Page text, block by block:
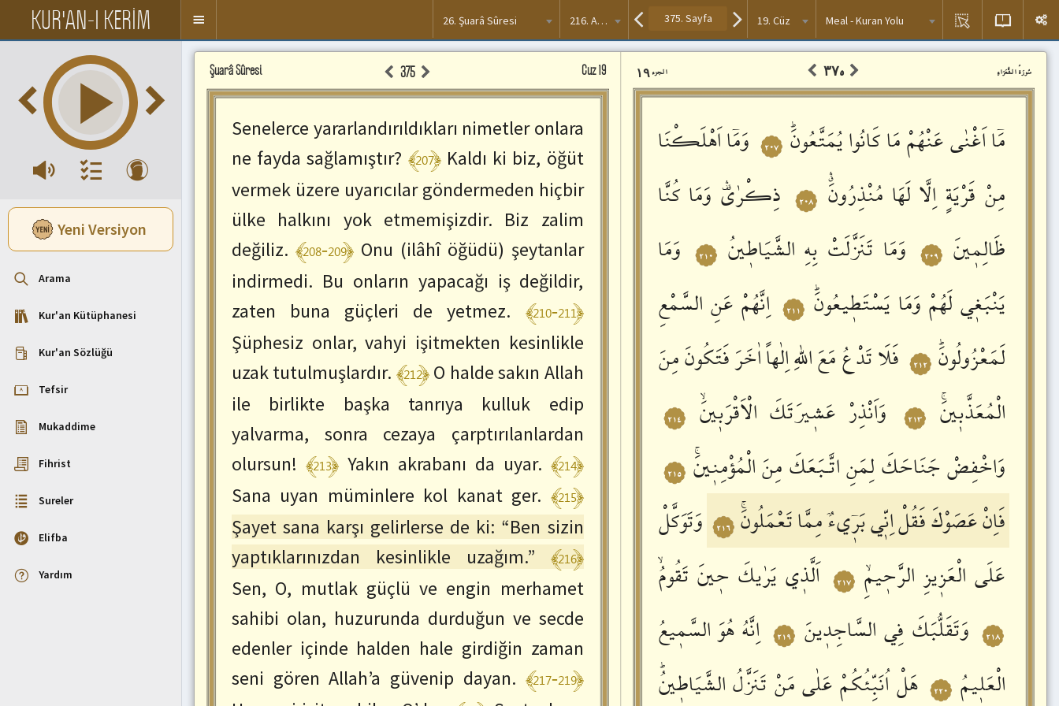
Yeni Versiyon
Arama
Kur'an Kütüphanesi
Kur'an Sözlüğü
Tefsir
Mukaddime
Fihrist
Sureler
Elifba
Yardım
KUR'AN-I KERİM
Kısayol
tuşları
Ayet
Sesini
/
Sonraki
SağOk
Önceki
Sayfaya
SolOk
Sonraki
Ayete
ctrl+SağOk
Önceki
Ayete
ctrl+SolOk
Menuyü
26. Şuarâ Sûresi 216. Ayet 19. Cüz Meal - Kuran Yolu
Kur'an
,Meal
Seslendirmek
istediğiniz
Meal
Paneli
Şuarâ Sûresi 375 Cüz 19
Senelerce yararlandırıldıkları nimetler onlara
ne fayda sağlamıştır? ﴾207﴿ Kaldı ki biz, öğüt
vermek üzere uyarıcılar göndermeden hiçbir
ülke halkını yok etmemişizdir. Biz zalim
değiliz. ﴾208-209﴿ Onu (ilâhî öğüdü) şeytanlar
indirmedi. Bu onların yapacağı iş değildir,
zaten buna güçleri de yetmez.
﴾210-211﴿
Şüphesiz onlar, vahyi işitmekten kesinlikle
uzak tutulmuşlardır. ﴾212﴿O halde sakın Allah
ile birlikte başka tanrıya kulluk edip
yalvarma, sonra cezaya çarptırılanlardan
olursun! ﴾213﴿ Yakın akrabanı da uyar. ﴾214﴿
Sana uyan müminlere kol kanat ger. ﴾215﴿
Şayet sana karşı gelirlerse de ki: “Ben sizin
yaptıklarınızdan kesinlikle uzağım.”
﴾216﴿
Sen, O, mutlak güçlü ve engin merhamet
sahibi olan, huzurunda durduğun ve secde
edenler içinde halden hale girdiğin zaman
seni gören Allah’a güvenip dayan. ﴾217-219﴿
Meal
Paneli
Kur'anالجزء۱۹ ۳۷٥ سُورَةُ الشُّعَرَاءِ
مَٓااَغْنٰى عَنْهُمْ مَا كَانُوا يُمَتَّعُونَؕ ٢٠٧ وَمَٓااَهْلَكْنَا
مِنْ قَرْيَةٍ اِلَّا لَهَا مُنْذِرُونَࣗۛ ٢٠٨ ذِكْرٰىࣞۛ وَمَا كُنَّا
ظَالِمٖينَ ٢٠٩ وَمَا تَنَزَّلَتْ بِهِ الشَّيَاطٖينُ ٢١٠
وَمَا
يَنْبَغٖي لَهُمْ وَمَا يَسْتَطٖيعُونَؕ ٢١١ اِنَّهُمْ عَنِ السَّمْعِ
لَمَعْزُولُونَؕ ٢١٢ فَلَا تَدْعُ مَعَ اللّٰهِاِلٰهاًاٰخَرَ فَتَكُونَمِنَ
الْمُعَذَّبٖينَۚ
٢١٣ وَاَنْذِرْ عَشٖيرَتَكَ الْاَقْرَبٖينَۙ ٢١٤
وَاخْفِضْ جَنَاحَكَ لِمَنِ اتَّـبَعَكَ مِنَ الْمُؤْمِنٖينَۚ ٢١٥
فَاِنْعَصَوْكَفَقُلْاِنّٖيبَرٖٓيءٌمِمَّاتَعْمَلُونَۚ ٢١٦ وَتَوَكَّلْ
عَلَى الْعَزٖيزِ الرَّحٖيمِۙ ٢١٧ اَلَّذٖي يَرٰيكَ حٖينَ تَقُومُۙ
٢١٨ وَتَقَلُّبَكَ فِي السَّاجِدٖينَ ٢١٩ اِنَّهُ هُوَ السَّمٖيعُ
الْعَلٖيمُ ٢٢٠ هَلْ اُنَبِّئُكُمْ عَلٰى مَنْ تَنَزَّلُ الشَّيَاطٖينُؕ